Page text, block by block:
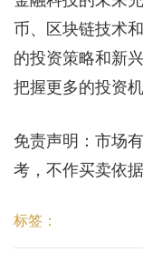
币、区块链技术
的投资策略和新
把握更多的投资
免责声明：市场
考，不作买卖依据
标签：